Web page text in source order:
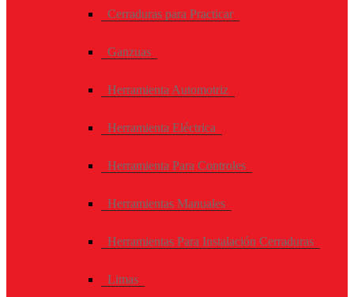
Cerraduras para Practicar
Ganzuas
Herramienta Automotriz
Herramienta Eléctrica
Herramienta Para Controles
Herramientas Manuales
Herramientas Para Instalación Cerraduras
Limas